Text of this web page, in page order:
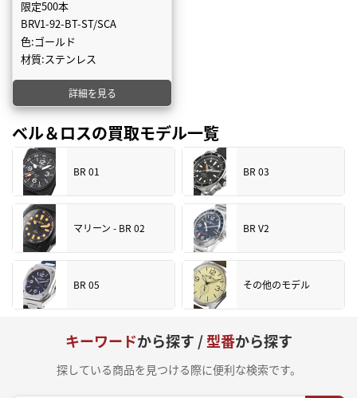
限定500本
BRV1-92-BT-ST/SCA
色:ゴールド
材質:ステンレス
詳細を見る
ベル＆ロスの買取モデル一覧
BR 01 BR 03
マリーン - BR 02 BR V2
BR 05 その他のモデル
キーワードから探す /型番から探す
探している商品を見つける際に便利な検索です。